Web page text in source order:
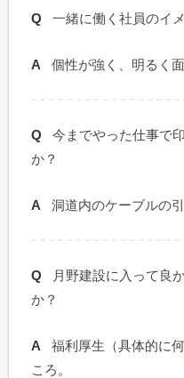
一緒に働く社員のイ
個性が強く、明るく
今までやった仕事で
か？
洞道内のケーブルの
月野建設に入って良
か？
福利厚生（具体的に
ころ。